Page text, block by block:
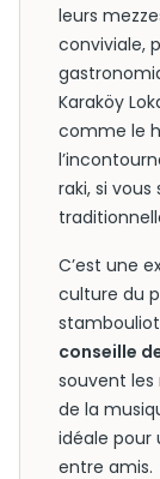
leurs
conviviale,
Karaköy
comme le
raki, si
C’est une
culture du
conseille
souvent les
de la
idéale pour
entre amis.